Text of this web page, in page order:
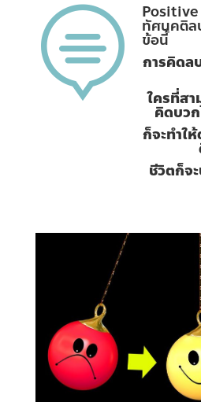
 ทัศนคติล
ข้อนี้
การคิดล
ใครที่ส
คิดบวก
ก็จะทำใ
ชีวิตก็จ